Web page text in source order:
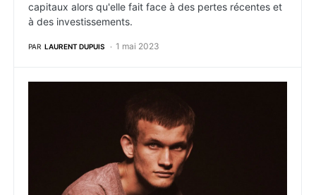
capitaux alors qu'elle fait face à des pertes récentes et
à des investissements.
PAR LAURENT DUPUIS 1 mai 2023